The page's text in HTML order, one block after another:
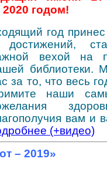
годом!
год
вехой на
библиотеки.
за то, что весь
наши
вам и
(+видео)
– 2019»